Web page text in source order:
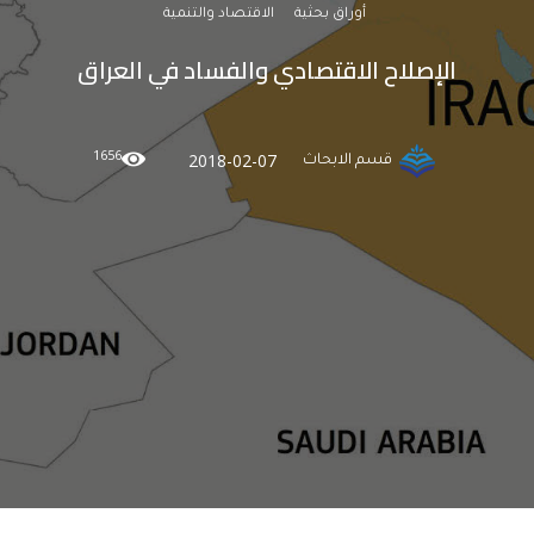
أوراق بحثية الاقتصاد والتنمية
الإصلاح الاقتصادي والفساد في العراق
قسم الابحاث 2018-02-07
1656